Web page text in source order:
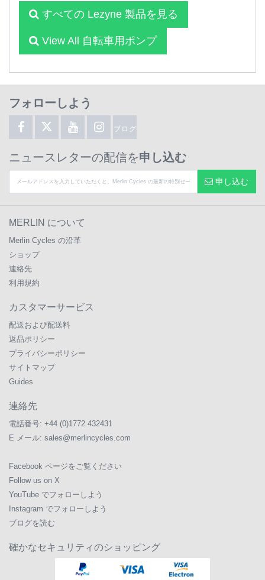
すべての Lezyne 製品を見る
View All 自転車用ポンプ
フォローしよう
ブログ
ニュースレターの配信を申し込む
申し込む
MERLIN について
Merlin Cycles の沿革
ショップ
連絡先
利用規約
カスタマーサービス
配送および配送料
返品ポリシー
プライバシーポリシー
サイトマップ
Guides
連絡先
電話番号: +44 (0)1772 432431
E メール: sales@merlincycles.com
Facebook ページをご覧ください
Follow us on X
YouTube でフォローしよう
Instagram でフォローしよう
ブログを読む
確かなセキュリティのショッピング